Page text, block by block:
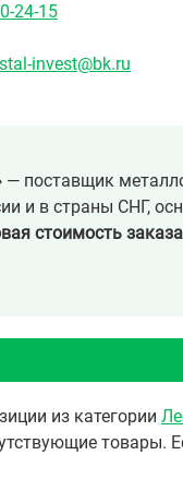
24-15
stal-invest@bk.ru
— поставщик
и в страны СНГ,
стоимость
из категории
товары.